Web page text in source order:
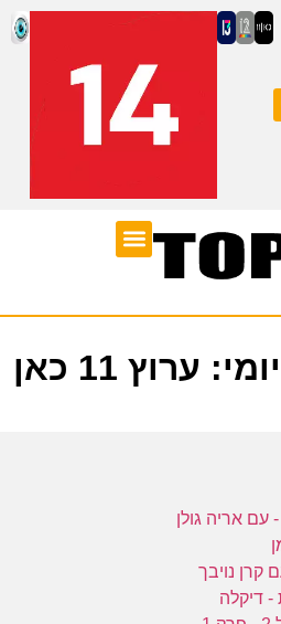
לוח שידורים יומי: ערוץ 11 כאן